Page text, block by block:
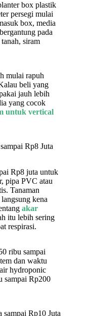
box plastik
persegi mulai
box, media
pada
siram
mulai rapuh
beli yang
jauh lebih
yang cocok
untuk vertical
Rp8 Juta
Rp8 juta untuk
pipa PVC atau
Tanaman
kena
akar
itu lebih sering
respirasi.
ribu sampai
dan waktu
hydroponic
sampai Rp200
Rp10 Juta